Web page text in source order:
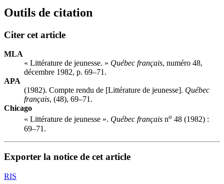
Outils de citation
Citer cet article
MLA
« Littérature de jeunesse. » Québec français, numéro 48,
décembre 1982, p. 69–71.
APA
(1982). Compte rendu de [Littérature de jeunesse]. Québec
français, (48), 69–71.
Chicago
« Littérature de jeunesse ». Québec français no 48 (1982) :
69–71.
Exporter la notice de cet article
RIS